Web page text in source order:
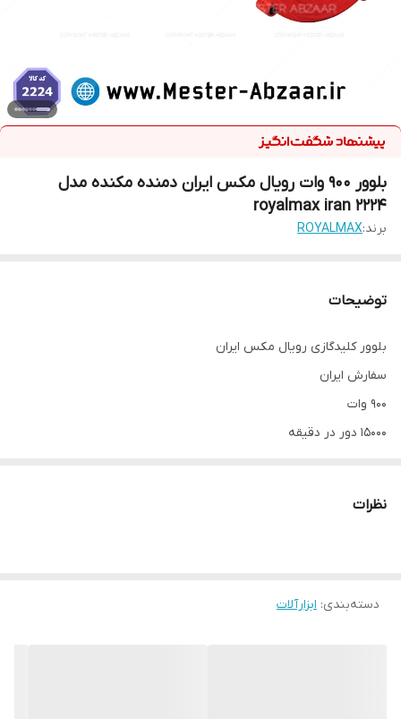
بلوور 900 وات رویال مکس ایران دمنده مکنده مدل
royalmax iran 2224
برند:ROYALMAX
توضیحات
بلوور کلیدگازی رویال مکس ایران
سفارش ایران
900 وات
15000 دور در دقیقه
رنگ قرمز
قیمت مناسب و کیفیت بالا
نظرات
دسته‌بندی: ابزارآلات